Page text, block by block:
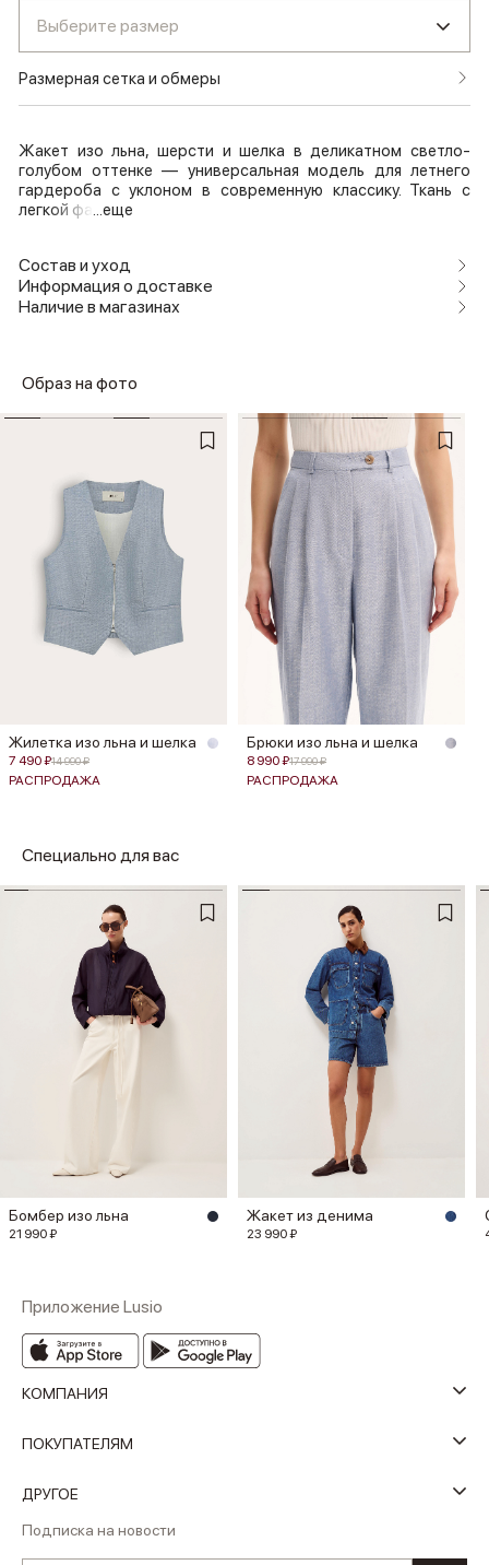
Выберите размер
Размерная сетка и обмеры
Жакет изо льна, шерсти и шелка в деликатном светло-
голубом оттенке — универсальная модель для летнего
гардероба с уклоном в современную классику. Ткань с
легкой фа ...еще
Состав и уход
Информация о доставке
Наличие в магазинах
Образ на фото
Жилетка изо льна и шелка
7 490 ₽14 990 ₽
РАСПРОДАЖА
Брюки изо льна и шелка
8 990 ₽17 990 ₽
РАСПРОДАЖА
Специально для вас
Бомбер изо льна
21 990 ₽
Жакет из денима
23 990 ₽
Приложение Lusio
КОМПАНИЯ
ПОКУПАТЕЛЯМ
ДРУГОЕ
Подписка на новости